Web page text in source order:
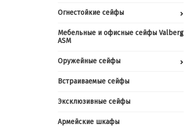
Огнестойкие сейфы
Мебельные и офисные сейфы Valberg
ASM
Оружейные сейфы
Встраиваемые сейфы
Эксклюзивные сейфы
Армейские шкафы